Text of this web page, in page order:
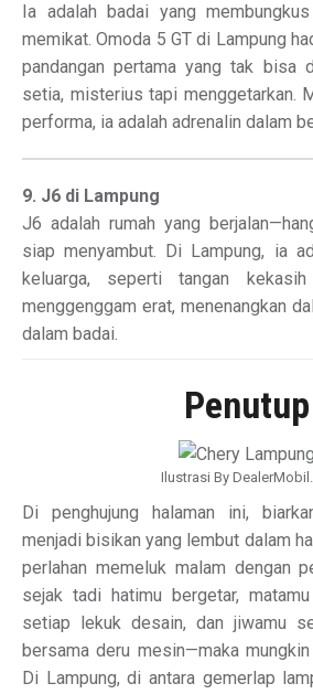
Ia adalah badai yang
memikat. Omoda 5 GT di Lampung
pandangan pertama yang tak bisa
setia, misterius tapi menggetarkan.
performa, ia adalah adrenalin dalam
9. J6 di Lampung
J6 adalah rumah yang
siap menyambut. Di Lampung, ia
keluarga, seperti tangan
menggenggam erat, menenangkan
dalam badai.
Penutup
Ilustrasi By
Di penghujung halaman ini,
menjadi bisikan yang lembut dalam
perlahan memeluk malam dengan
sejak tadi hatimu bergetar,
setiap lekuk desain, dan jiwamu
bersama deru mesin—maka
Di Lampung, di antara gemerlap